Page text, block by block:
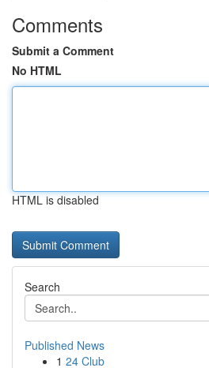
Comments
Submit a Comment
No HTML
HTML is disabled
Search
Published News
1 24 Club